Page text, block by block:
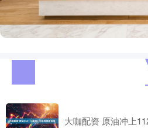
大咖配资 原油冲上